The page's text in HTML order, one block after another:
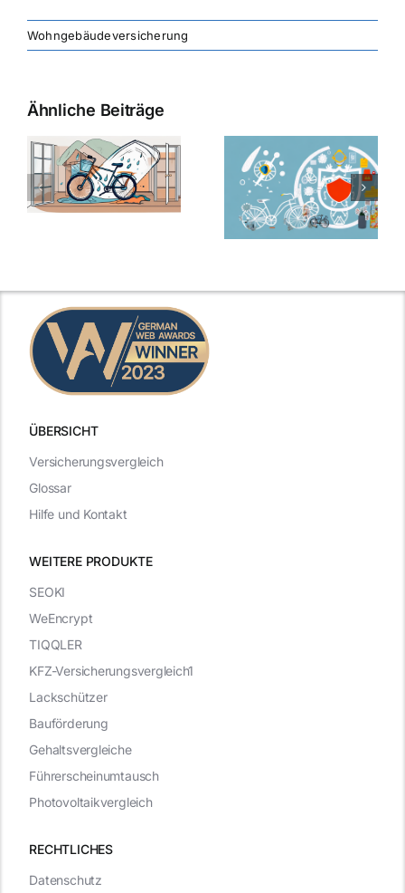
Wohngebäudeversicherung
Ähnliche Beiträge
ÜBERSICHT
WEITERE PRODUKTE
RECHTLICHES
Versicherungsvergleich
Glossar
Hilfe und Kontakt
SEOKI
WeEncrypt
TIQQLER
KFZ-Versicherungsvergleich1
Lackschützer
Bauförderung
Gehaltsvergleiche
Führerscheinumtausch
Photovoltaikvergleich
Datenschutz